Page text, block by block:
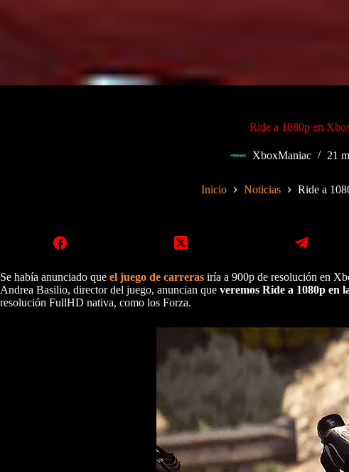
Ride a 1080p en
XboxManiac 21
Inicio Noticias Ride a
Se había anunciado que el juego de carreras iría a 900p de resolución en
Andrea Basilio, director del juego, anuncian que veremos Ride a 1080p en
resolución FullHD nativa, como los Forza.